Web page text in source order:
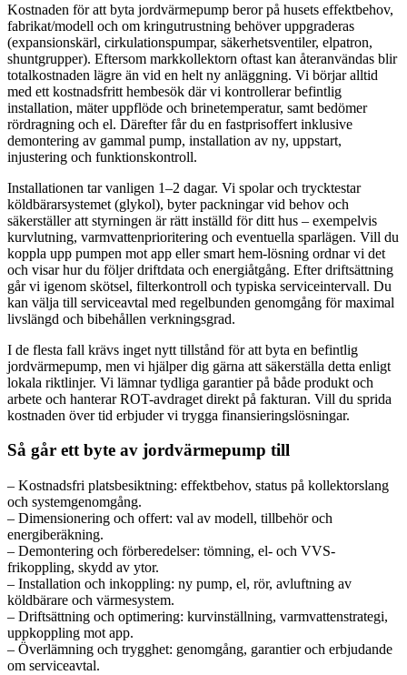
Kostnaden för att byta jordvärmepump beror på husets effektbehov,
fabrikat/modell och om kringutrustning behöver uppgraderas
(expansionskärl, cirkulationspumpar, säkerhetsventiler, elpatron,
shuntgrupper). Eftersom markkollektorn oftast kan återanvändas blir
totalkostnaden lägre än vid en helt ny anläggning. Vi börjar alltid
med ett kostnadsfritt hembesök där vi kontrollerar befintlig
installation, mäter uppflöde och brinetemperatur, samt bedömer
rördragning och el. Därefter får du en fastprisoffert inklusive
demontering av gammal pump, installation av ny, uppstart,
injustering och funktionskontroll.
Installationen tar vanligen 1–2 dagar. Vi spolar och trycktestar
köldbärarsystemet (glykol), byter packningar vid behov och
säkerställer att styrningen är rätt inställd för ditt hus – exempelvis
kurvlutning, varmvattenprioritering och eventuella sparlägen. Vill du
koppla upp pumpen mot app eller smart hem-lösning ordnar vi det
och visar hur du följer driftdata och energiåtgång. Efter driftsättning
går vi igenom skötsel, filterkontroll och typiska serviceintervall. Du
kan välja till serviceavtal med regelbunden genomgång för maximal
livslängd och bibehållen verkningsgrad.
I de flesta fall krävs inget nytt tillstånd för att byta en befintlig
jordvärmepump, men vi hjälper dig gärna att säkerställa detta enligt
lokala riktlinjer. Vi lämnar tydliga garantier på både produkt och
arbete och hanterar ROT-avdraget direkt på fakturan. Vill du sprida
kostnaden över tid erbjuder vi trygga finansieringslösningar.
Så går ett byte av jordvärmepump till
– Kostnadsfri platsbesiktning: effektbehov, status på kollektorslang
och systemgenomgång.
– Dimensionering och offert: val av modell, tillbehör och
energiberäkning.
– Demontering och förberedelser: tömning, el- och VVS-
frikoppling, skydd av ytor.
– Installation och inkoppling: ny pump, el, rör, avluftning av
köldbärare och värmesystem.
– Driftsättning och optimering: kurvinställning, varmvattenstrategi,
uppkoppling mot app.
– Överlämning och trygghet: genomgång, garantier och erbjudande
om serviceavtal.